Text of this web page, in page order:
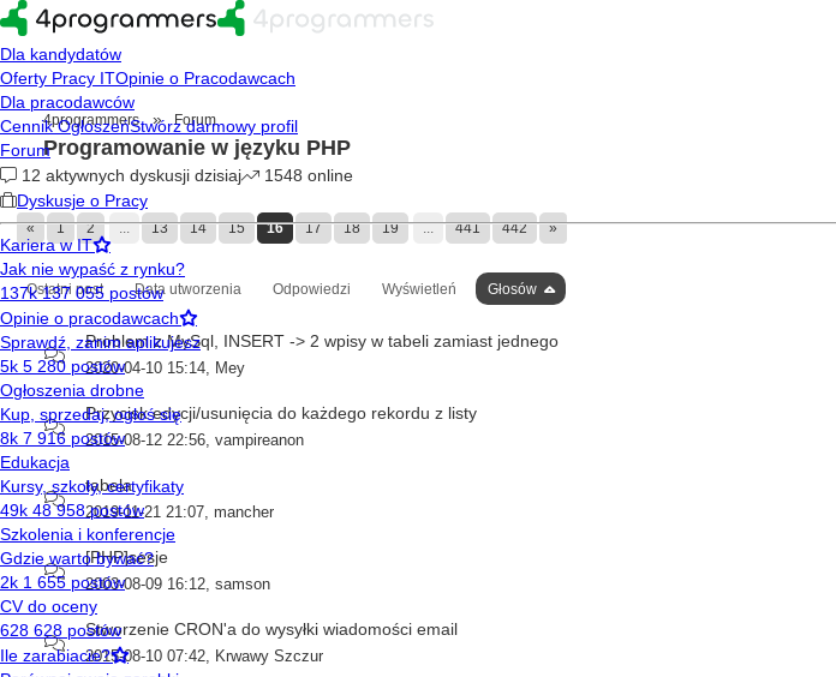
4programmers » Forum
Programowanie w języku PHP
« 1 2 ... 13 14 15 16 17 18 19 ... 441 442 »
Ostatni post Data utworzenia Odpowiedzi Wyświetleń Głosów
Problem z MySql, INSERT -> 2 wpisy w tabeli zamiast jednego
2020-04-10 15:14, Mey
Przycisk edycji/usunięcia do każdego rekordu z listy
2015-08-12 22:56, vampireanon
tabela
2019-11-21 21:07, mancher
[PHP]sesje
2003-08-09 16:12, samson
Stworzenie CRON'a do wysyłki wiadomości email
2015-08-10 07:42, Krwawy Szczur